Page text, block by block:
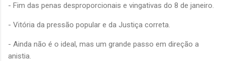
- Fim das penas desproporcionais e vingativas do 8 de janeiro.
- Vitória da pressão popular e da Justiça correta.
- Ainda não é o ideal, mas um grande passo em direção a
anistia.